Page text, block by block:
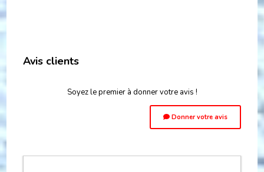
Avis clients
Soyez le premier à donner votre avis !
Donner votre avis